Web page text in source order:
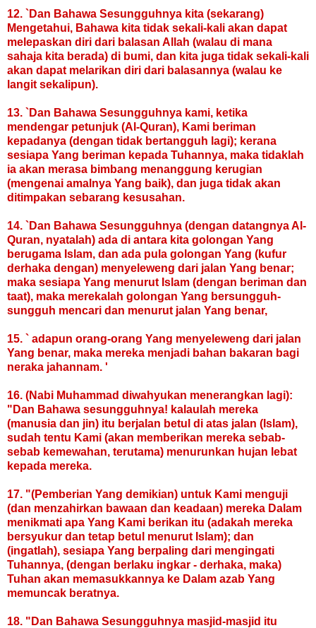
12. `Dan Bahawa Sesungguhnya kita (sekarang)
Mengetahui, Bahawa kita tidak sekali-kali akan dapat
melepaskan diri dari balasan Allah (walau di mana
sahaja kita berada) di bumi, dan kita juga tidak sekali-kali
akan dapat melarikan diri dari balasannya (walau ke
langit sekalipun).
13. `Dan Bahawa Sesungguhnya kami, ketika
mendengar petunjuk (Al-Quran), Kami beriman
kepadanya (dengan tidak bertangguh lagi); kerana
sesiapa Yang beriman kepada Tuhannya, maka tidaklah
ia akan merasa bimbang menanggung kerugian
(mengenai amalnya Yang baik), dan juga tidak akan
ditimpakan sebarang kesusahan.
14. `Dan Bahawa Sesungguhnya (dengan datangnya Al-
Quran, nyatalah) ada di antara kita golongan Yang
berugama Islam, dan ada pula golongan Yang (kufur
derhaka dengan) menyeleweng dari jalan Yang benar;
maka sesiapa Yang menurut Islam (dengan beriman dan
taat), maka merekalah golongan Yang bersungguh-
sungguh mencari dan menurut jalan Yang benar,
15. ` adapun orang-orang Yang menyeleweng dari jalan
Yang benar, maka mereka menjadi bahan bakaran bagi
neraka jahannam. '
16. (Nabi Muhammad diwahyukan menerangkan lagi):
"Dan Bahawa sesungguhnya! kalaulah mereka
(manusia dan jin) itu berjalan betul di atas jalan (Islam),
sudah tentu Kami (akan memberikan mereka sebab-
sebab kemewahan, terutama) menurunkan hujan lebat
kepada mereka.
17. "(Pemberian Yang demikian) untuk Kami menguji
(dan menzahirkan bawaan dan keadaan) mereka Dalam
menikmati apa Yang Kami berikan itu (adakah mereka
bersyukur dan tetap betul menurut Islam); dan
(ingatlah), sesiapa Yang berpaling dari mengingati
Tuhannya, (dengan berlaku ingkar - derhaka, maka)
Tuhan akan memasukkannya ke Dalam azab Yang
memuncak beratnya.
18. "Dan Bahawa Sesungguhnya masjid-masjid itu